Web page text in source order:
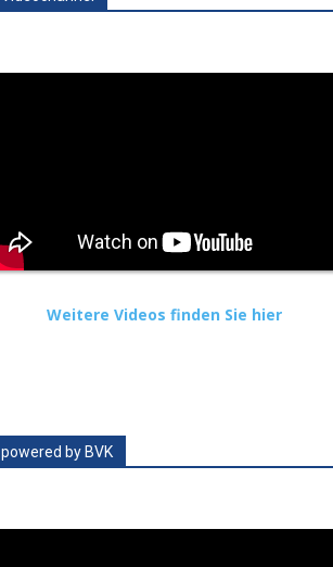
Weitere Videos finden Sie hier
powered by BVK